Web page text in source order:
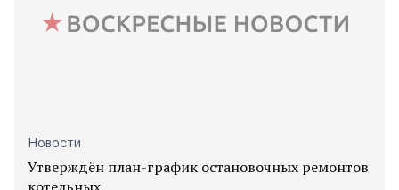
Новости
Утверждён план-график остановочных ремонтов